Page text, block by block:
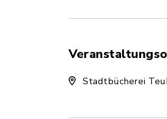
Stadtbücherei